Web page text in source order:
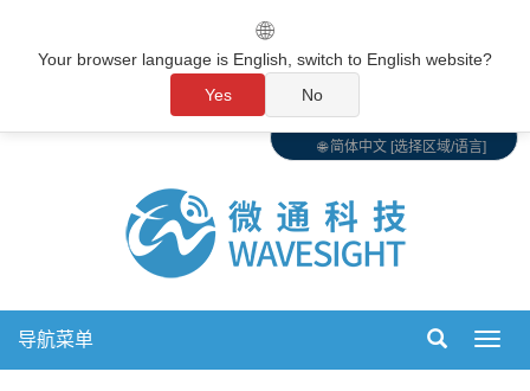
🌐 简体中文 [选择区域/语言]
切
导航菜单
🌐
Your browser language is English, switch to English website?
Yes
No